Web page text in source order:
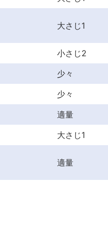
大さじ1
小さじ2
少々
少々
適量
大さじ1
適量